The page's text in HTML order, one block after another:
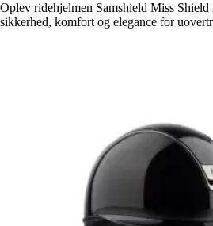
Oplev ridehjelmen Samshield Miss
sikkerhed, komfort og elegance for